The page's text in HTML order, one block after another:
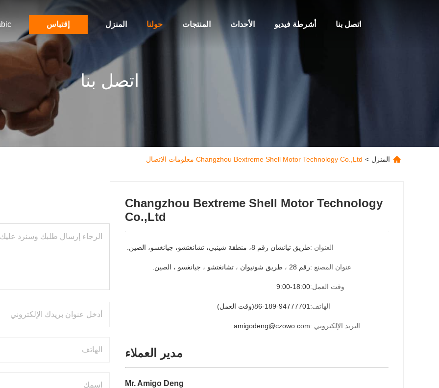
المنزل حولنا المنتجات الأحداث أشرطة فيديو اتصل بنا إقتباس
اتصل بنا
المنزل > Changzhou Bextreme Shell Motor Technology Co.,Ltd معلومات الاتصال
Changzhou Bextreme Shell Motor Technology
Co.,Ltd
العنوان :طريق تيانشان رقم 8، منطقة شينبي، تشانغتشو، جيانغسو، الصين.
عنوان المصنع :رقم 28 ، طريق شونيوان ، تشانغتشو ، جيانغسو ، الصين.
وقت العمل:9:00-18:00
الهاتف: 86-189-94777701(وقت العمل)
البريد الإلكتروني :amigodeng@czowo.com
مدير العملاء
Mr. Amigo Deng